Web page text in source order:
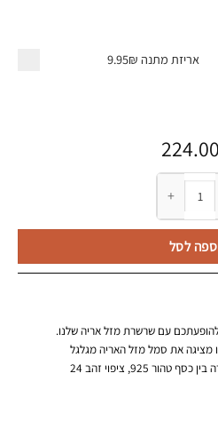
אריזת מתנה 9.95₪
224.00
של שרשרת מזל אריה
לסל
עם שרשרת מזל אריה שלנו.
מציגה את סמל מזל האריה מגלגל
המזלות, ומציעה אפשרות לבחירה בין כסף טהור 925, ציפוי זהב 24